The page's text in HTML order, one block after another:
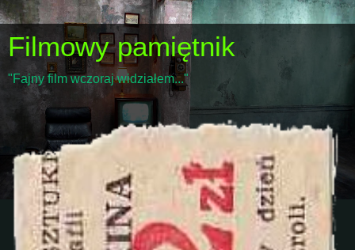
Filmowy pamiętnik
"Fajny film wczoraj widziałem..."